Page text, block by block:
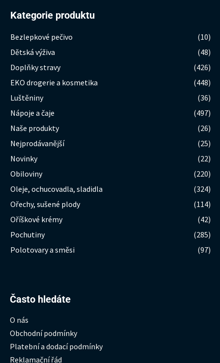
Kategorie produktu
Bezlepkové pečivo
(10)
Dětská výživa
(48)
Doplňky stravy
(426)
EKO drogerie a kosmetika
(448)
Luštěniny
(36)
Nápoje a čaje
(497)
Naše produkty
(26)
Nejprodávanější
(25)
Novinky
(22)
Obiloviny
(220)
Oleje, ochucovadla, sladidla
(324)
Ořechy, sušené plody
(114)
Oříškové krémy
(42)
Pochutiny
(285)
Polotovary a směsi
(97)
Často hledáte
O nás
Obchodní podmínky
Platební a dodací podmínky
Reklamační řád
Hledat: